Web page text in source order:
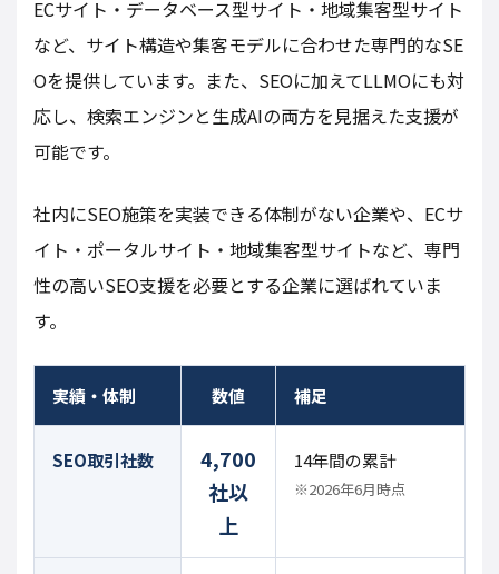
ECサイト・データベース型サイト・地域集客型サイト
など、サイト構造や集客モデルに合わせた専門的なSE
Oを提供しています。また、SEOに加えてLLMOにも対
応し、検索エンジンと生成AIの両方を見据えた支援が
可能です。
社内にSEO施策を実装できる体制がない企業や、ECサ
イト・ポータルサイト・地域集客型サイトなど、専門
性の高いSEO支援を必要とする企業に選ばれていま
す。
実績・体制 数値 補足
SEO取引社数
4,700
社以
上
14年間の累計
※2026年6月時点